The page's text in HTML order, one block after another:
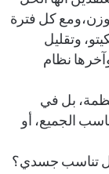
كل فترة
وتقليل
نظام
بل في
الجميع، أو
هل تناسب جسدي؟